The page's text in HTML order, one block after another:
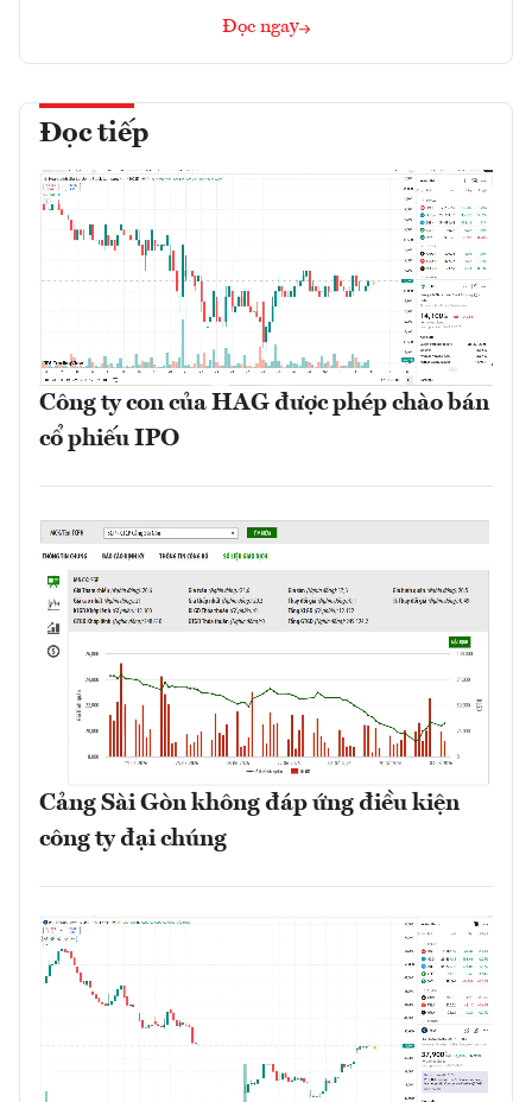
Đọc ngay
Đọc tiếp
Công ty con của HAG được phép chào bán
cổ phiếu IPO
Cảng Sài Gòn không đáp ứng điều kiện
công ty đại chúng